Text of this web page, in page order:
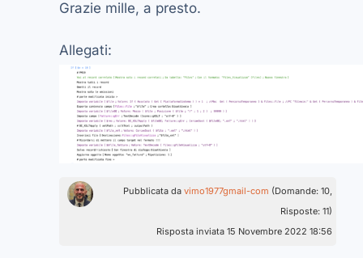
Grazie mille, a presto.
Allegati:
Pubblicata da vimo1977gmail-com (Domande: 10,
Risposte: 11)
Risposta inviata 15 Novembre 2022 18:56